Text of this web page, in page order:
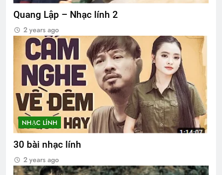
Quang Lập – Nhạc lính 2
2 years ago
NHẠC LÍNH
30 bài nhạc lính
2 years ago